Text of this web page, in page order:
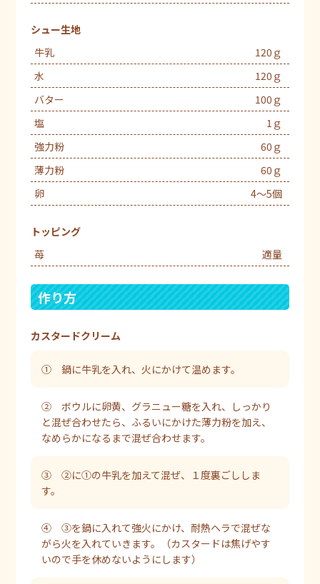
シュー生地
牛乳
120ｇ
水
120ｇ
バター
100ｇ
塩
1ｇ
強力粉
60ｇ
薄力粉
60ｇ
卵
4～5個
トッピング
苺
適量
作り方
カスタードクリーム
① 鍋に牛乳を入れ、火にかけて温めます。
② ボウルに卵黄、グラニュー糖を入れ、しっかり
と混ぜ合わせたら、ふるいにかけた薄力粉を加え、
なめらかになるまで混ぜ合わせます。
③ ②に①の牛乳を加えて混ぜ、１度裏ごししま
す。
④ ③を鍋に入れて強火にかけ、耐熱ヘラで混ぜな
がら火を入れていきます。（カスタードは焦げやす
いので手を休めないようにします）